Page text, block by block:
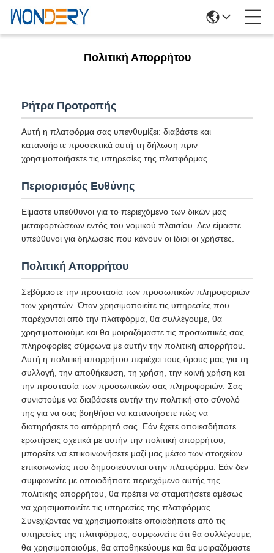
Πολιτική Απορρήτου
Ρήτρα Προτροπής
Αυτή η πλατφόρμα σας υπενθυμίζει: διαβάστε και
κατανοήστε προσεκτικά αυτή τη δήλωση πριν
χρησιμοποιήσετε τις υπηρεσίες της πλατφόρμας.
Περιορισμός Ευθύνης
Είμαστε υπεύθυνοι για το περιεχόμενο των δικών μας
μεταφορτώσεων εντός του νομικού πλαισίου. Δεν είμαστε
υπεύθυνοι για δηλώσεις που κάνουν οι ίδιοι οι χρήστες.
Πολιτική Απορρήτου
Σεβόμαστε την προστασία των προσωπικών πληροφοριών
των χρηστών. Όταν χρησιμοποιείτε τις υπηρεσίες που
παρέχονται από την πλατφόρμα, θα συλλέγουμε, θα
χρησιμοποιούμε και θα μοιραζόμαστε τις προσωπικές σας
πληροφορίες σύμφωνα με αυτήν την πολιτική απορρήτου.
Αυτή η πολιτική απορρήτου περιέχει τους όρους μας για τη
συλλογή, την αποθήκευση, τη χρήση, την κοινή χρήση και
την προστασία των προσωπικών σας πληροφοριών. Σας
συνιστούμε να διαβάσετε αυτήν την πολιτική στο σύνολό
της για να σας βοηθήσει να κατανοήσετε πώς να
διατηρήσετε το απόρρητό σας. Εάν έχετε οποιεσδήποτε
ερωτήσεις σχετικά με αυτήν την πολιτική απορρήτου,
μπορείτε να επικοινωνήσετε μαζί μας μέσω των στοιχείων
επικοινωνίας που δημοσιεύονται στην πλατφόρμα. Εάν δεν
συμφωνείτε με οποιοδήποτε περιεχόμενο αυτής της
πολιτικής απορρήτου, θα πρέπει να σταματήσετε αμέσως
να χρησιμοποιείτε τις υπηρεσίες της πλατφόρμας.
Συνεχίζοντας να χρησιμοποιείτε οποιαδήποτε από τις
υπηρεσίες της πλατφόρμας, συμφωνείτε ότι θα συλλέγουμε,
θα χρησιμοποιούμε, θα αποθηκεύουμε και θα μοιραζόμαστε